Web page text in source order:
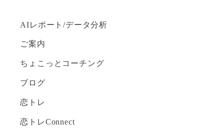
AIレポート/データ分析
ご案内
ちょこっとコーチング
ブログ
恋トレ
恋トレConnect